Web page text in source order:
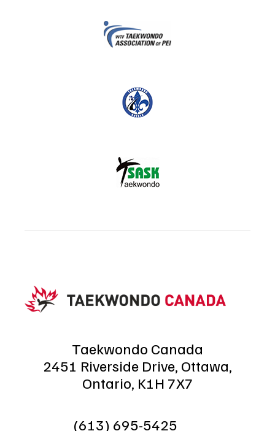
Taekwondo Canada
2451 Riverside Drive, Ottawa,
Ontario, K1H 7X7
(613) 695-5425